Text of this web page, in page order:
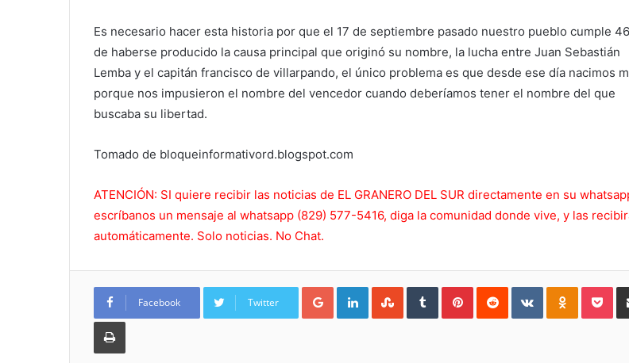
Es necesario hacer esta historia por que el 17 de septiembre pasado nuestro pueblo cumple
de haberse producido la causa principal que originó su nombre, la lucha entre Juan Sebastián
Lemba y el capitán francisco de villarpando, el único problema es que desde ese día nacimos
porque nos impusieron el nombre del vencedor cuando deberíamos tener el nombre del que
buscaba su libertad.
Tomado de bloqueinformativord.blogspot.com
ATENCIÓN: SI quiere recibir las noticias de EL GRANERO DEL SUR directamente en su
escríbanos un mensaje al whatsapp (829) 577-5416, diga la comunidad donde vive, y las
automáticamente. Solo noticias. No Chat.
Facebook Twitter
Google+LinkedInStumbleUpon
TumblrPinterestReddit VKontakte
Imprimir